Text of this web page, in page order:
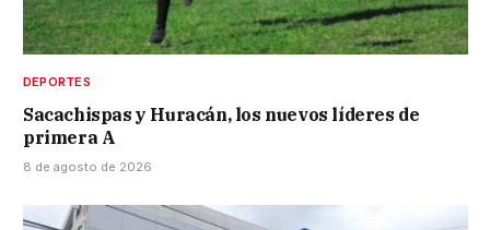
DEPORTES
Sacachispas y Huracán, los nuevos líderes de
primera A
8 de agosto de 2026